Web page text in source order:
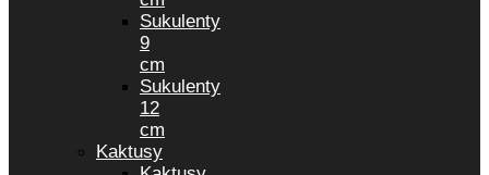
Sukulenty
9
cm
Sukulenty
12
cm
Kaktusy